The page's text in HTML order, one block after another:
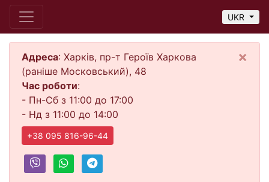
UKR
Адреса: Харків, пр-т Героїв Харкова
(раніше Московський), 48
Час роботи:
- Пн-Сб з 11:00 до 17:00
- Нд з 11:00 до 14:00
+38 095 816-96-44
×